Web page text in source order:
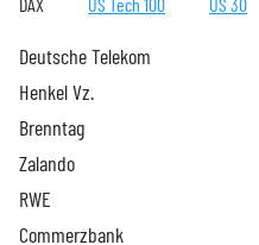
Deutsche Telekom
Henkel Vz.
Brenntag
Zalando
RWE
Commerzbank